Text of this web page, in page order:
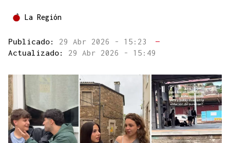
La Región
Publicado: 29 Abr 2026 - 15:23
—
Actualizado: 29 Abr 2026 - 15:49